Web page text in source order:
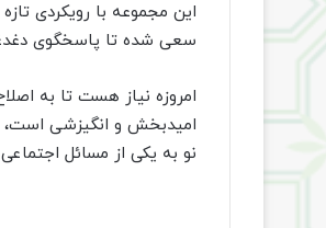
این مجموعه با رویکردی
سعی شده تا پاسخگوی
امروزه نیاز هست تا به
امیدبخش و انگیزشی است،
نو به یکی از مسائل